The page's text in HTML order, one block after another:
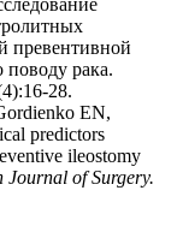
превентивной
рака.
EN,
predictors
ileostomy
Journal of Surgery.